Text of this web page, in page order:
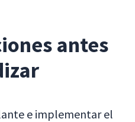
antes
e implementar el